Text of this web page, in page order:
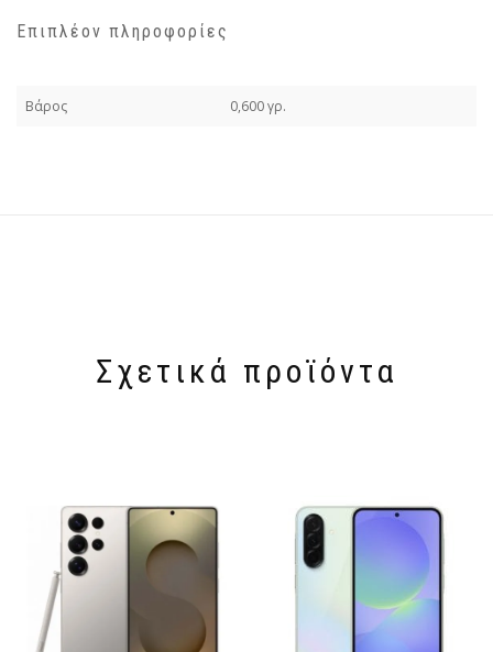
Επιπλέον πληροφορίες
Βάρος 0,600 γρ.
Σχετικά προϊόντα